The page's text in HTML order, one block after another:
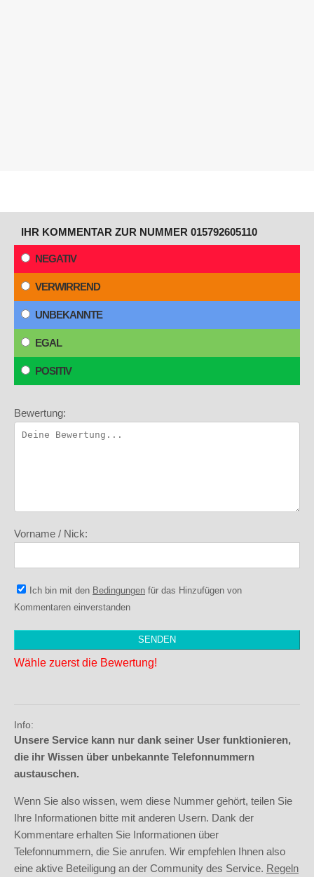
IHR KOMMENTAR ZUR NUMMER 015792605110
NEGATIV
VERWIRREND
UNBEKANNTE
EGAL
POSITIV
Bewertung:
Vorname / Nick:
Ich bin mit den Bedingungen für das Hinzufügen von
Kommentaren einverstanden
Wähle zuerst die Bewertung!
Info:
Unsere Service kann nur dank seiner User funktionieren,
die ihr Wissen über unbekannte Telefonnummern
austauschen.
Wenn Sie also wissen, wem diese Nummer gehört, teilen Sie
Ihre Informationen bitte mit anderen Usern. Dank der
Kommentare erhalten Sie Informationen über
Telefonnummern, die Sie anrufen. Wir empfehlen Ihnen also
eine aktive Beteiligung an der Community des Service. Regeln